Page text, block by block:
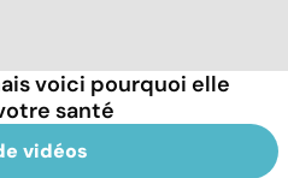
voici pourquoi elle
santé
vidéos